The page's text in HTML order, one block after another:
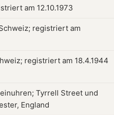
am 12.10.1973
registriert am
registriert am 18.4.1944
Tyrrell Street und
England